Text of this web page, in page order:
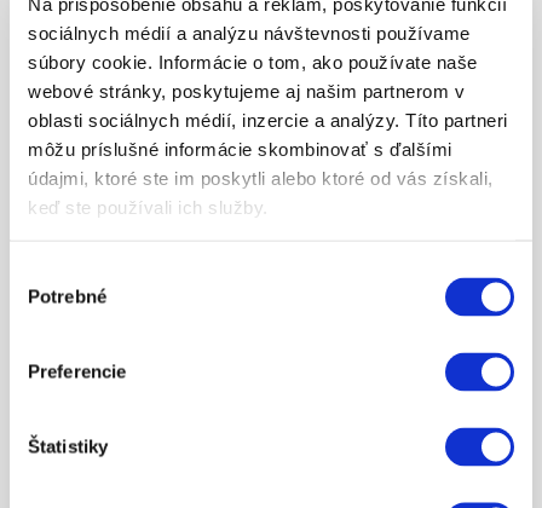
sociálnych médií a analýzu návštevnosti používame
súbory cookie. Informácie o tom, ako používate naše
webové stránky, poskytujeme aj našim partnerom v
oblasti sociálnych médií, inzercie a analýzy. Títo partneri
môžu príslušné informácie skombinovať s ďalšími
údajmi, ktoré ste im poskytli alebo ktoré od vás získali,
keď ste používali ich služby.
súhlasu
Potrebné
Preferencie
Štatistiky
50.37
35.90
RB KTM WINTER SWEATER
ZEIG MEHR